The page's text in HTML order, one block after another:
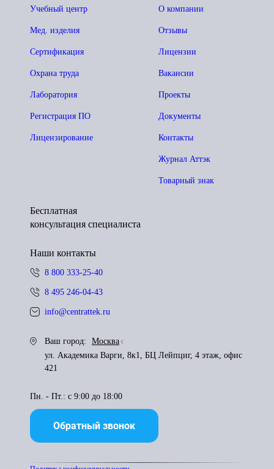
О компании
Отзывы
Лицензии
Вакансии
Проекты
Документы
Контакты
Журнал Аттэк
Товарный знак
Учебный центр
Мед. изделия
Сертификация
Охрана труда
Лаборатория
Регистрация ПО
Лицензирование
Бесплатная
консультация специалиста
Наши контакты
8 800 333-25-40
8 495 246-04-43
info@centrattek.ru
Ваш город:
Москва
ул. Академика Варги, 8к1, БЦ Лейпциг, 4 этаж, офис
421
Пн. - Пт.: с 9:00 до 18:00
Обратный звонок